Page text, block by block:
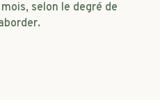
selon le degré de